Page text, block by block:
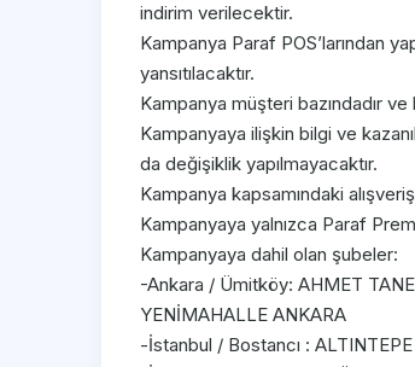
indirim verilecektir.
Kampanya Paraf POS’larından
yansıtılacaktır.
Kampanya müşteri bazındadır
Kampanyaya ilişkin bilgi ve
da değişiklik yapılmayacaktır.
Kampanya kapsamındaki
Kampanyaya yalnızca Paraf
Kampanyaya dahil olan şubeler:
-Ankara / Ümitköy: AHMET
YENİMAHALLE ANKARA
-İstanbul / Bostancı :